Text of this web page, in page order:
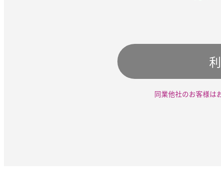
同業他社のお客様は